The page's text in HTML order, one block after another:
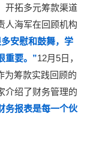
开拓多元筹款渠道
人海军在回顾机构
安慰和鼓舞，学
重要。”12月5日，
为筹款实践回顾的
介绍了财务管理的
务报表是每一个伙